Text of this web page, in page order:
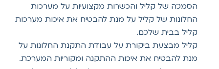
הסמכה של קליל והכשרות מקצועיות על מערכות
החלונות של קליל על מנת להבטיח את איכות מערכות
קליל בבית שלכם.
קליל מבצעת ביקורת על עבודת התקנת החלונות על
מנת להבטיח את איכות ההתקנה ומקוריות המערכת.